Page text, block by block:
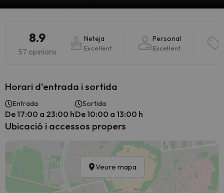
8.9
57 opinions
Neteja
Excel·lent
Personal
Excel·lent
Horari d'entrada i sortida
Entrada
De 17:00 a 23:00 h
Sortida
De 10:00 a 13:00 h
Ubicació i accessos propers
Veure mapa